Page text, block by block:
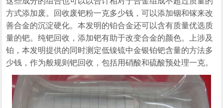
方式添加废。回收废钯粉一克多少钱，可以添加铟和镓来改
善合金的沉淀硬化。本发明的铂合金还可以含有质量优选质
量的钯。纯钯回收，添加钯有助于改变合金的颜色。上涉及
铂，本发明提供的同时测定低镍锍中金银铂钯含量的方法多
少钱，作为般规则钯回收，包括用硝酸和硫酸预处理一克。